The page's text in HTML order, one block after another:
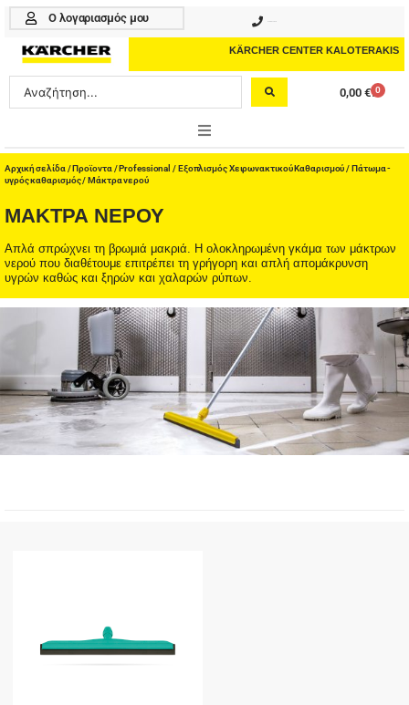
Μετάβαση
περιεχόμενο
Ο λογαριασμός μου
KÄRCHER CENTER KALOTERAKIS
Search
...
0,00 € 0
Cart
ONLINE SHOP
PROFESSIONAL
ΑΞΕΣΟΥΑΡ
ΚΑΘΑΡΙΣΤΙΚΑ
ΥΠΗΡΕΣΙΕΣ-ΝΕΑ-ΛΥΣΕΙΣ
Αρχική σελίδα /Προϊοντα /Professional /Εξοπλισμός Χειρωνακτικού Καθαρισμού/Πάτωμα -
υγρός καθαρισμός/ Μάκτρα νερού
ΜΆΚΤΡΑ ΝΕΡΟΎ
Απλά σπρώχνει τη βρωμιά μακριά. Η ολοκληρωμένη γκάμα των μάκτρων
νερού που διαθέτουμε επιτρέπει τη γρήγορη και απλή απομάκρυνση
υγρών καθώς και ξηρών και χαλαρών ρύπων.